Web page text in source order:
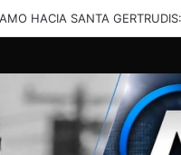
Y PRESENCIA DE